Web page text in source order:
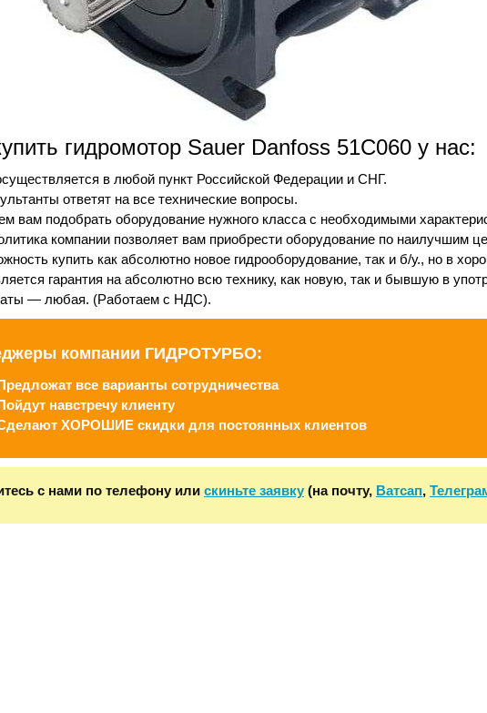
гидромотор Sauer Danfoss 51C060 у нас:
в любой пункт Российской Федерации и СНГ.
ответят на все технические вопросы.
вам подобрать оборудование нужного класса с необходимыми
компании позволяет вам приобрести оборудование по наилучшим
купить как абсолютно новое гидрооборудование, так и б/у., но в
гарантия на абсолютно всю технику, как новую, так и бывшую в
— любая. (Работаем с НДС).
компании ГИДРОТУРБО:
все варианты сотрудничества
навстречу клиенту
ХОРОШИЕ скидки для постоянных клиентов
с нами по телефону или скиньте заявку (на почту, Ватсап,